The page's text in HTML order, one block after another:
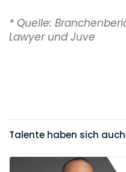
* Quelle:
Lawyer und Juve
Talente haben sich